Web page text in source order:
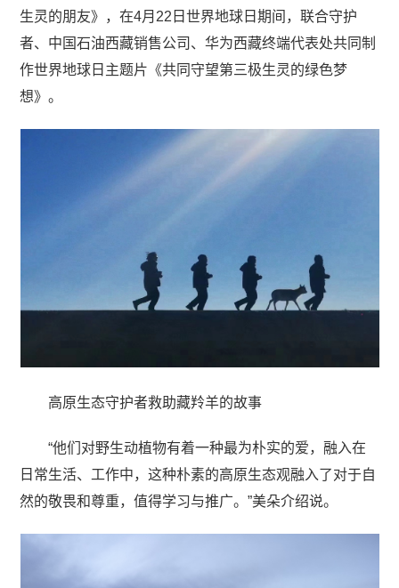
生灵的朋友》，在4月22日世界地球日期间，联合守护
者、中国石油西藏销售公司、华为西藏终端代表处共同制
作世界地球日主题片《共同守望第三极生灵的绿色梦
想》。
高原生态守护者救助藏羚羊的故事
“他们对野生动植物有着一种最为朴实的爱，融入在
日常生活、工作中，这种朴素的高原生态观融入了对于自
然的敬畏和尊重，值得学习与推广。”美朵介绍说。